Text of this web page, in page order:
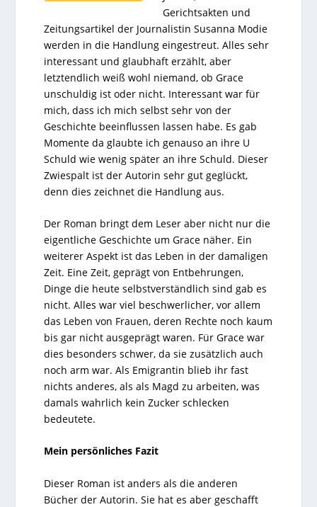
Gerichtsakten und
Zeitungsartikel der Journalistin Susanna Modie
werden in die Handlung eingestreut. Alles sehr
interessant und glaubhaft erzählt, aber
letztendlich weiß wohl niemand, ob Grace
unschuldig ist oder nicht. Interessant war für
mich, dass ich mich selbst sehr von der
Geschichte beeinflussen lassen habe. Es gab
Momente da glaubte ich genauso an ihre U
Schuld wie wenig später an ihre Schuld. Dieser
Zwiespalt ist der Autorin sehr gut geglückt,
denn dies zeichnet die Handlung aus.
Der Roman bringt dem Leser aber nicht nur die
eigentliche Geschichte um Grace näher. Ein
weiterer Aspekt ist das Leben in der damaligen
Zeit. Eine Zeit, geprägt von Entbehrungen,
Dinge die heute selbstverständlich sind gab es
nicht. Alles war viel beschwerlicher, vor allem
das Leben von Frauen, deren Rechte noch kaum
bis gar nicht ausgeprägt waren. Für Grace war
dies besonders schwer, da sie zusätzlich auch
noch arm war. Als Emigrantin blieb ihr fast
nichts anderes, als als Magd zu arbeiten, was
damals wahrlich kein Zucker schlecken
bedeutete.
Mein persönliches Fazit
Dieser Roman ist anders als die anderen
Bücher der Autorin. Sie hat es aber geschafft